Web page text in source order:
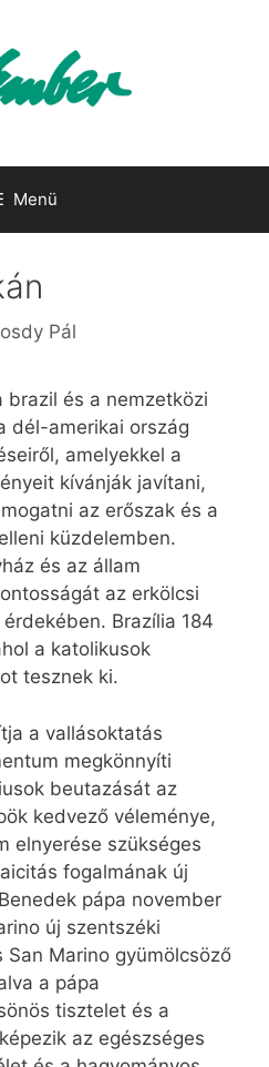
Menü
Pál
brazil és a nemzetközi
dél-amerikai ország
amelyekkel a
kívánják javítani,
az erőszak és a
küzdelemben.
és az állam
az erkölcsi
Brazília 184
a katolikusok
tesznek ki.
a vallásoktatás
megkönnyíti
beutazását az
kedvező véleménye,
elnyerése szükséges
fogalmának új
pápa november
új szentszéki
Marino gyümölcsöző
a pápa
tisztelet és a
az egészséges